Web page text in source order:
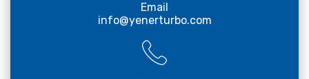
Email
info@yenerturbo.com